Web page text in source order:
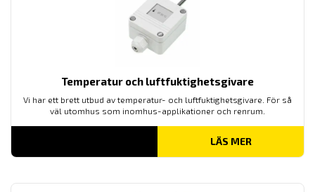
Temperatur och luftfuktighetsgivare
Vi har ett brett utbud av temperatur- och luftfuktighetsgivare. För så
väl utomhus som inomhus-applikationer och renrum.
LÄS MER